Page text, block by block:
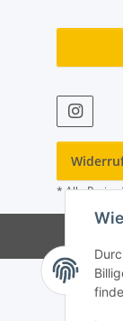
* Alle Preise